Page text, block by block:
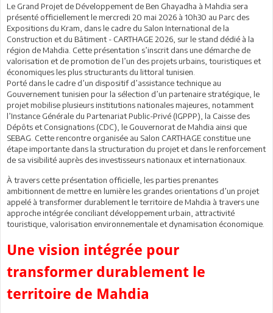
Le Grand Projet de Développement de Ben Ghayadha à Mahdia sera
présenté officiellement le mercredi 20 mai 2026 à 10h30 au Parc des
Expositions du Kram, dans le cadre du Salon International de la
Construction et du Bâtiment - CARTHAGE 2026, sur le stand dédié à la
région de Mahdia. Cette présentation s’inscrit dans une démarche de
valorisation et de promotion de l’un des projets urbains, touristiques et
économiques les plus structurants du littoral tunisien.
Porté dans le cadre d’un dispositif d’assistance technique au
Gouvernement tunisien pour la sélection d’un partenaire stratégique, le
projet mobilise plusieurs institutions nationales majeures, notamment
l’Instance Générale du Partenariat Public-Privé (IGPPP), la Caisse des
Dépôts et Consignations (CDC), le Gouvernorat de Mahdia ainsi que
SEBAG. Cette rencontre organisée au Salon CARTHAGE constitue une
étape importante dans la structuration du projet et dans le renforcement
de sa visibilité auprès des investisseurs nationaux et internationaux.
À travers cette présentation officielle, les parties prenantes
ambitionnent de mettre en lumière les grandes orientations d’un projet
appelé à transformer durablement le territoire de Mahdia à travers une
approche intégrée conciliant développement urbain, attractivité
touristique, valorisation environnementale et dynamisation économique.
Une vision intégrée pour
transformer durablement le
territoire de Mahdia